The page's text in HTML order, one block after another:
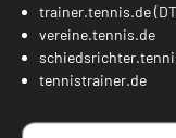
trainer.tennis.de
vereine.tennis.de
tennistrainer.de